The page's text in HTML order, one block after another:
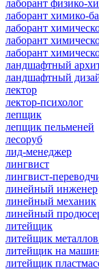
лаборант физико-
лаборант химико-
лаборант
лаборант
лаборант
ландшафтный
ландшафтный
лектор
лектор-психолог
лепщик
лепщик пельменей
лесоруб
лид-менеджер
лингвист
лингвист-
линейный инженер
линейный механик
линейный
литейщик
литейщик
литейщик на
литейщик